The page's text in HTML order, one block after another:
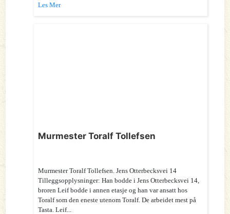
Les Mer
Murmester Toralf Tollefsen
Murmester Toralf Tollefsen. Jens Otterbecksvei 14
Tilleggsopplysninger: Han bodde i Jens Otterbecksvei 14,
broren Leif bodde i annen etasje og han var ansatt hos
Toralf som den eneste utenom Toralf. De arbeidet mest på
Tasta. Leif...